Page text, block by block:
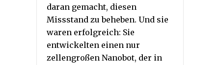
daran gemacht, diesen
Missstand zu beheben. Und sie
waren erfolgreich: Sie
entwickelten einen nur
zellengroßen Nanobot, der in